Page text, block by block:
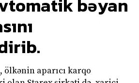
bəyan
ölkənin aparıcı karqo